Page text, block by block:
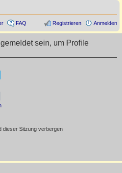
FAQ Anmelden
Registrieren
sein, um Profile
dieser Sitzung verbergen